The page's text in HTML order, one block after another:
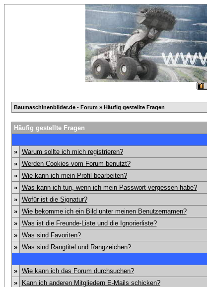
Baumaschinenbilder.de - Forum » Häufig gestellte Fragen
Häufig gestellte Fragen
»
Warum sollte ich mich registrieren?
»
Werden Cookies vom Forum benutzt?
»
Wie kann ich mein Profil bearbeiten?
»
Was kann ich tun, wenn ich mein Passwort vergessen habe?
»
Wofür ist die Signatur?
»
Wie bekomme ich ein Bild unter meinen Benutzernamen?
»
Was ist die Freunde-Liste und die Ignorierliste?
»
Was sind Favoriten?
»
Was sind Rangtitel und Rangzeichen?
»
Wie kann ich das Forum durchsuchen?
»
Kann ich anderen Mitgliedern E-Mails schicken?